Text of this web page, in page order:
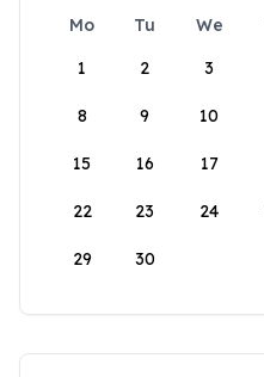
Mo Tu We
1
2 3
8 9 10
15 16 17
22 23 24
29 30